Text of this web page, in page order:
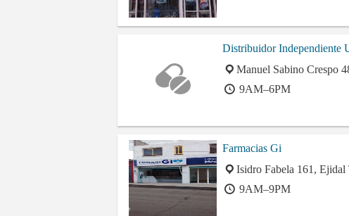
Distribuidor Independiente
Manuel Sabino Crespo
9AM–6PM
Farmacias Gi
Isidro Fabela 161, Ejidal
9AM–9PM